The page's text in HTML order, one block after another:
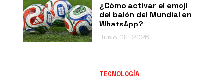
¿Cómo activar el emoji
del balón del Mundial en
WhatsApp?
Junio 08, 2026
TECNOLOGÍA